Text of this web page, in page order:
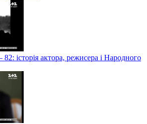
історія актора, режисера і Народного